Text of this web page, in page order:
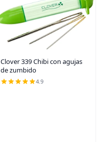
Clover 339 Chibi con agujas
de zumbido
4.9